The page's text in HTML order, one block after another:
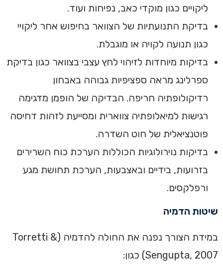
ליקויים כגון מוקדי כאב, נפיחות ועוד.
בדיקת התנועתיות של הצוואר בחיפוש אחר ליקויי
כגון תנועה לקויה או מוגבלת.
בדיקות מיוחדות לזיהוי לחץ עצבי בצוואר כגון בדיקת
ספרלינג מראה ספציפיות גבוהה באבחון
רדיקולופתיה חריפה. הבדיקה של הופמן מדגימה
רגישות למיאלופתיה צווארית ומסייעת לזהות דחיסה
פוטנציאלית של חוט השדרה.‏
בדיקות נוירולוגיות הכוללות הערכת כוח השרירים
בזרועות, בידיים ובאצבעות, ‏הערכת תחושת מגע
ורפלקסים‏.
‏שיטות הדמיה‏
‏במידת הצורך נפנה את החולה להדמיה (Torretti &
Sengupta, 2007) כגון: